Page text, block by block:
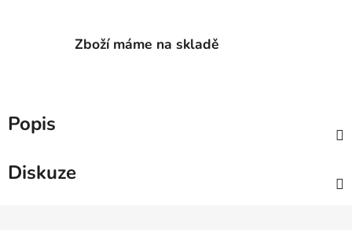
Zboží máme na skladě
Popis
Diskuze